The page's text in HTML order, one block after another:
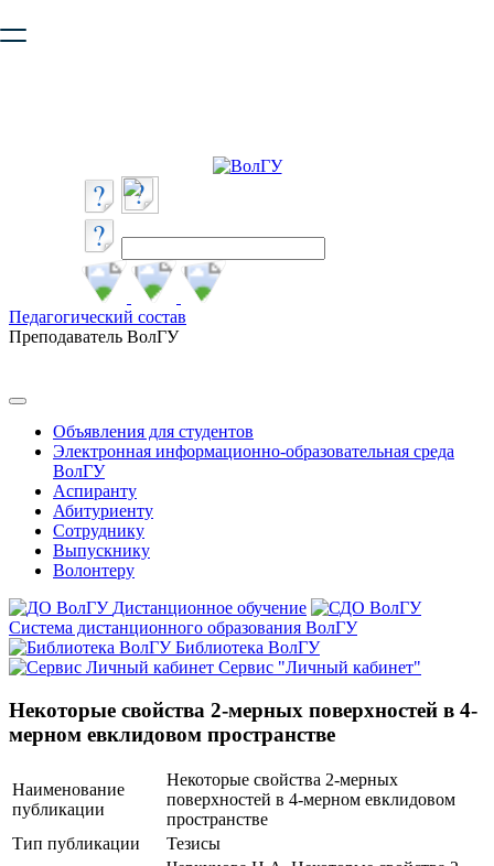
безопасную работу с сайтом. Пожалуйста
Педагогический состав
Преподаватель ВолГУ
Объявления для студентов
Электронная информационно-образовательная среда
ВолГУ
Аспиранту
Абитуриенту
Сотруднику
Выпускнику
Волонтеру
Дистанционное обучение
Система дистанционного образования ВолГУ
Библиотека ВолГУ
Сервис "Личный кабинет"
Некоторые свойства 2-мерных поверхностей в 4-
мерном евклидовом пространстве
Наименование
публикации
Некоторые свойства 2-мерных
поверхностей в 4-мерном евклидовом
пространстве
Тип публикации
Тезисы